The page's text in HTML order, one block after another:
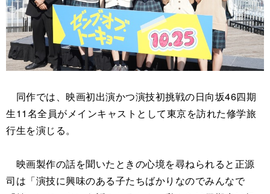
同作では、映画初出演かつ演技初挑戦の日向坂46四期
生11名全員がメインキャストとして東京を訪れた修学旅
行生を演じる。
映画製作の話を聞いたときの心境を尋ねられると正源
司は「演技に興味のある子たちばかりなのでみんなで